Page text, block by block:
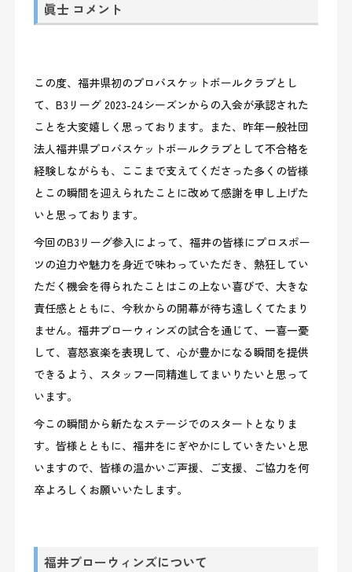
眞士 コメント
この度、福井県初のプロバスケットボールクラブとし
て、B3 リーグ2023-24シーズンからの入会が承認された
ことを大変嬉しく思っております。また、昨年一般社団
法人福井県プロバスケットボールクラブとして不合格を
経験しながらも、ここまで支えてくださった多くの皆様
とこの瞬間を迎えられたことに改めて感謝を申し上げた
いと思っております。
今回のB3 リーグ参入によって、福井の皆様にプロスポー
ツの迫力や魅力を身近で味わっていただき、熱狂してい
ただく機会を得られたことはこの上ない喜びで、大きな
責任感とともに、今秋からの開幕が待ち遠しくてたまり
ません。福井ブローウィンズの試合を通じて、一喜一憂
して、喜怒哀楽を表現して、心が豊かになる瞬間を提供
できるよう、スタッフ一同精進してまいりたいと思って
います。
今この瞬間から新たなステージでのスタートとなりま
す。皆様とともに、福井をにぎやかにしていきたいと思
いますので、皆様の温かいご声援、ご支援、ご協力を何
卒よろしくお願いいたします。
福井ブローウィンズについて